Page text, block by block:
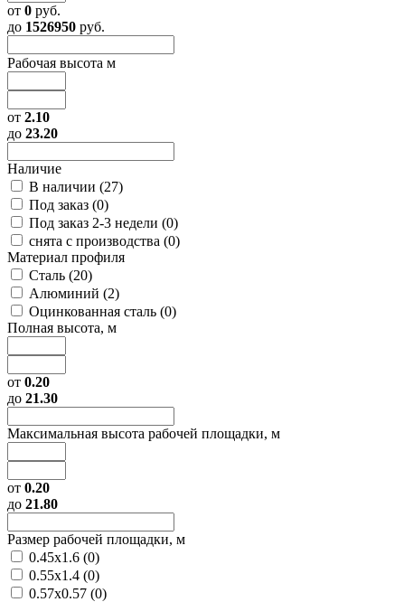
от 0 руб.
до 1526950 руб.
Рабочая высота м
от 2.10
до 23.20
Наличие
В наличии (27)
Под заказ (0)
Под заказ 2-3 недели (0)
снята с производства (0)
Материал профиля
Сталь (20)
Алюминий (2)
Оцинкованная сталь (0)
Полная высота, м
от 0.20
до 21.30
Максимальная высота рабочей площадки, м
от 0.20
до 21.80
Размер рабочей площадки, м
0.45х1.6 (0)
0.55х1.4 (0)
0.57х0.57 (0)